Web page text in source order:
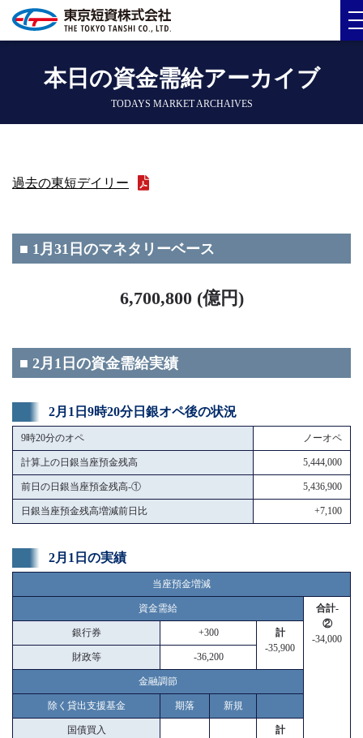
本日の資金需給アーカイブ
TODAYS MARKET ARCHAIVES
過去の東短デイリー
■ 1月31日のマネタリーベース
6,700,800 (億円)
■ 2月1日の資金需給実績
2月1日9時20分日銀オペ後の状況
9時20分のオペ ノーオペ
計算上の日銀当座預金残高 5,444,000
前日の日銀当座預金残高-① 5,436,900
日銀当座預金残高増減前日比 +7,100
2月1日の実績
当座預金増減
資金需給
合計-
②
-34,000
銀行券 +300
計
-35,900
財政等 -36,200
金融調節
除く貸出支援基金 期落 新規
国債買入
計